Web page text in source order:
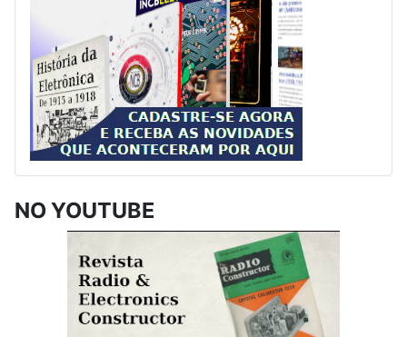
NO YOUTUBE